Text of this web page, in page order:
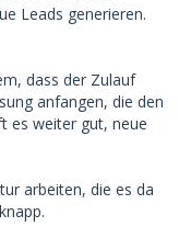
Leads generieren.
dass der Zulauf
anfangen, die den
es weiter gut, neue
arbeiten, die es da